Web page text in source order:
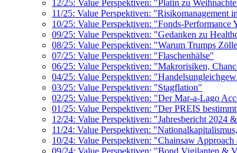
12/25: Value Perspektiven: "Platin zu
11/25: Value Perspektiven: "Risikomanagement
10/25: Value Perspektiven: "Fonds-
09/25: Value Perspektiven: "Gedanken zu
08/25: Value Perspektiven: "Warum Trumps
07/25: Value Perspektiven: "Flaschenhälse"
06/25: Value Perspektiven: "Makrorisiken,
04/25: Value Perspektiven:
03/25: Value Perspektiven: "Stagflation"
02/25: Value Perspektiven: "Der Mar-a-Lago
01/25: Value Perspektiven: "Der PREIS
12/24: Value Perspektiven: "Jahresbericht 2024
11/24: Value Perspektiven:
10/24: Value Perspektiven: "Chainsaw
09/24: Value Perspektiven: "Bond Vigilanten &